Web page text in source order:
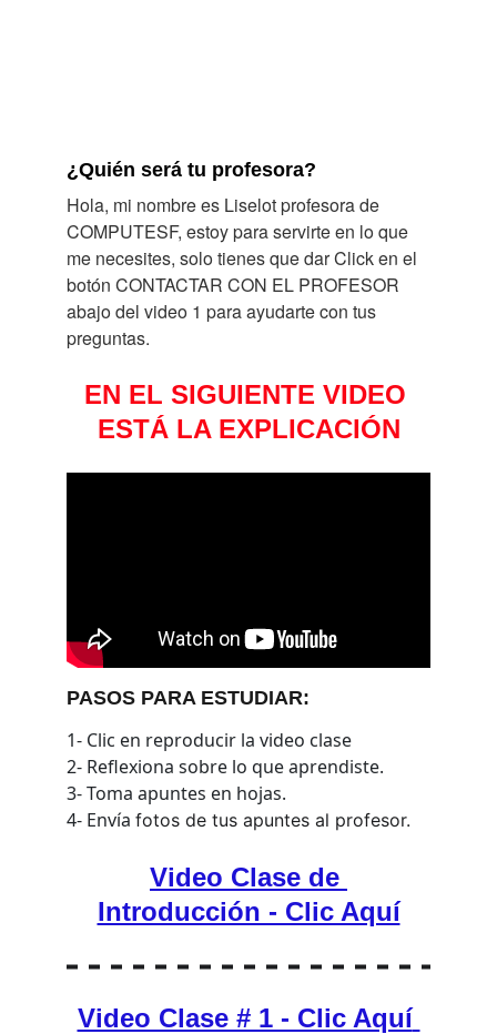
¿Quién será tu profesora?
Hola, mi nombre es Liselot profesora de
COMPUTESF, estoy para servirte en lo que
me necesites, solo tienes que dar Click en el
botón CONTACTAR CON EL PROFESOR
abajo del video 1 para ayudarte con tus
preguntas.
EN EL SIGUIENTE VIDEO
ESTÁ LA EXPLICACIÓN
PASOS PARA ESTUDIAR:
1- Clic en reproducir la video clase
2- Reflexiona sobre lo que aprendiste.
3- Toma apuntes en hojas.
4- Envía fotos de tus apuntes al profesor.
Video Clase de
Introducción - Clic Aquí
Video Clase # 1 - Clic Aquí